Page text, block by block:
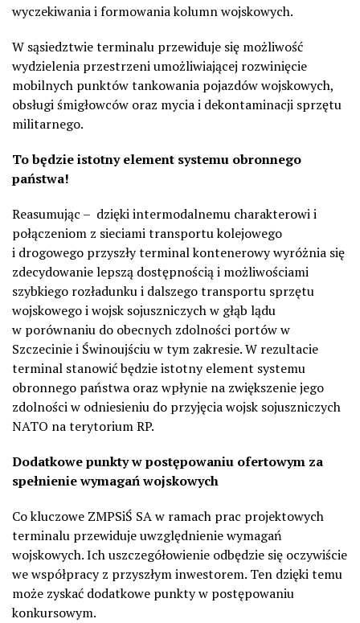
wyczekiwania i formowania kolumn wojskowych.
W sąsiedztwie terminalu przewiduje się możliwość
wydzielenia przestrzeni umożliwiającej rozwinięcie
mobilnych punktów tankowania pojazdów wojskowych,
obsługi śmigłowców oraz mycia i dekontaminacji sprzętu
militarnego.
To będzie istotny element systemu obronnego
państwa!
Reasumując – dzięki intermodalnemu charakterowi i
połączeniom z sieciami transportu kolejowego
i drogowego przyszły terminal kontenerowy wyróżnia się
zdecydowanie lepszą dostępnością i możliwościami
szybkiego rozładunku i dalszego transportu sprzętu
wojskowego i wojsk sojuszniczych w głąb lądu
w porównaniu do obecnych zdolności portów w
Szczecinie i Świnoujściu w tym zakresie. W rezultacie
terminal stanowić będzie istotny element systemu
obronnego państwa oraz wpłynie na zwiększenie jego
zdolności w odniesieniu do przyjęcia wojsk sojuszniczych
NATO na terytorium RP.
Dodatkowe punkty w postępowaniu ofertowym za
spełnienie wymagań wojskowych
Co kluczowe ZMPSiŚ SA w ramach prac projektowych
terminalu przewiduje uwzględnienie wymagań
wojskowych. Ich uszczegółowienie odbędzie się oczywiście
we współpracy z przyszłym inwestorem. Ten dzięki temu
może zyskać dodatkowe punkty w postępowaniu
konkursowym.